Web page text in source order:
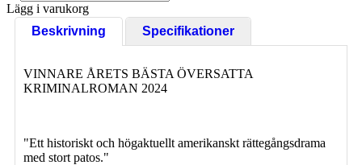
Lägg i varukorg
Beskrivning
Specifikationer
VINNARE ÅRETS BÄSTA ÖVERSATTA
KRIMINALROMAN 2024
"Ett historiskt och högaktuellt amerikanskt rättegångsdrama
med stort patos."